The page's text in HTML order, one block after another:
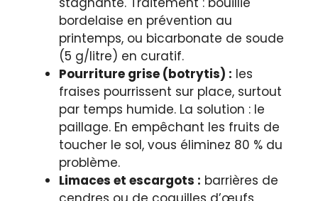
bordelaise en prévention au
printemps, ou bicarbonate de soude
(5 g/litre) en curatif.
Pourriture grise (botrytis) : les
fraises pourrissent sur place, surtout
par temps humide. La solution : le
paillage. En empêchant les fruits de
toucher le sol, vous éliminez 80 % du
problème.
Limaces et escargots : barrières de